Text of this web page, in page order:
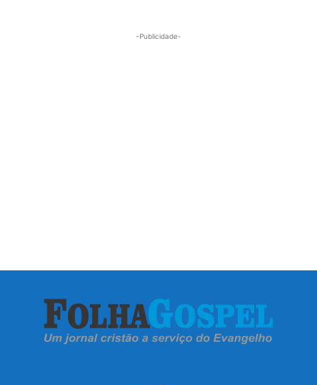
-Publicidade-